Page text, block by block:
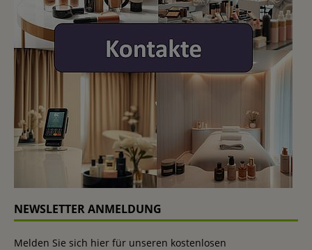
NEWSLETTER ANMELDUNG
Melden Sie sich hier für unseren kostenlosen